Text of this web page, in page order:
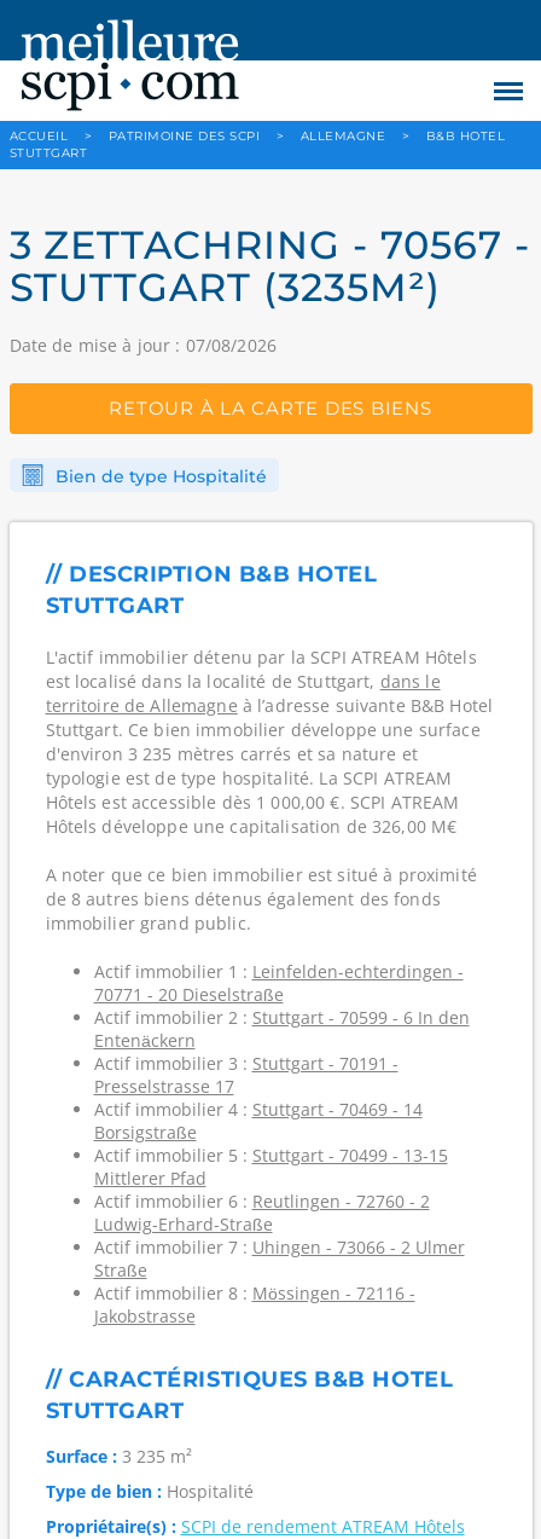
ACCUEIL > PATRIMOINE DES SCPI > ALLEMAGNE >
B&B HOTEL
STUTTGART
3 ZETTACHRING - 70567 -
STUTTGART (3235M²)
Date de mise à jour : 07/08/2026
RETOUR À LA CARTE DES BIENS
Bien de type Hospitalité
// DESCRIPTION B&B HOTEL
STUTTGART
L'actif immobilier détenu par la SCPI ATREAM Hôtels
est localisé dans la localité de Stuttgart, dans le
territoire de Allemagne à l’adresse suivante B&B Hotel
Stuttgart. Ce bien immobilier développe une surface
d'environ 3 235 mètres carrés et sa nature et
typologie est de type hospitalité. La SCPI ATREAM
Hôtels est accessible dès 1 000,00 €. SCPI ATREAM
Hôtels développe une capitalisation de 326,00 M€
A noter que ce bien immobilier est situé à proximité
de 8 autres biens détenus également des fonds
immobilier grand public.
Actif immobilier 1 : Leinfelden-echterdingen -
70771 - 20 Dieselstraße
Actif immobilier 2 : Stuttgart - 70599 - 6 In den
Entenäckern
Actif immobilier 3 : Stuttgart - 70191 -
Presselstrasse 17
Actif immobilier 4 : Stuttgart - 70469 - 14
Borsigstraße
Actif immobilier 5 : Stuttgart - 70499 - 13-15
Mittlerer Pfad
Actif immobilier 6 : Reutlingen - 72760 - 2
Ludwig-Erhard-Straße
Actif immobilier 7 : Uhingen - 73066 - 2 Ulmer
Straße
Actif immobilier 8 : Mössingen - 72116 -
Jakobstrasse
// CARACTÉRISTIQUES B&B HOTEL
STUTTGART
Surface :3 235 m²
Type de bien :Hospitalité
Propriétaire(s) : SCPI de rendement ATREAM Hôtels